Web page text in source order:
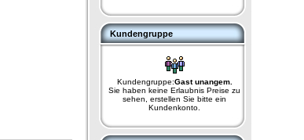
Kundengruppe
Kundengruppe:Gast unangem.
Sie haben keine Erlaubnis Preise zu
sehen, erstellen Sie bitte ein
Kundenkonto.